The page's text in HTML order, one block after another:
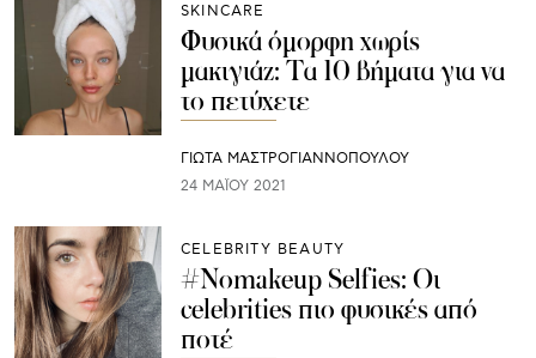
SKINCARE
Φυσικά όμορφη χωρίς
μακιγιάζ: Τα 10 βήματα για να
το πετύχετε
ΓΙΩΤΑ ΜΑΣΤΡΟΓΙΑΝΝΟΠΟΥΛΟΥ
24 ΜΑΪ́ΟΥ 2021
CELEBRITY BEAUTY
#Νomakeup Selfies: Οι
celebrities πιο φυσικές από
ποτέ